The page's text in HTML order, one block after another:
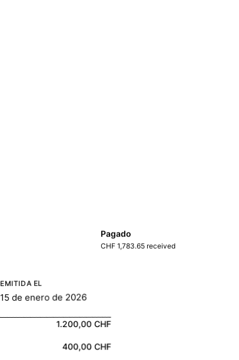
EMITIDA EL
15 de enero de 2026
1.200,00 CHF
400,00 CHF
Pagado
CHF 1,783.65 received